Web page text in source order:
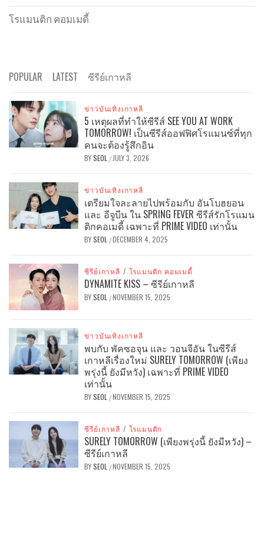
โรแมนติก คอมเมดี้
POPULAR LATEST ซีรีย์เกาหลี
ข่าวบันเทิงเกาหลี
5 เหตุผลที่ทำให้ซีรีส์ SEE YOU AT WORK
TOMORROW! เป็นซีรีส์ออฟฟิศโรแมนซ์ที่ทุก
คนจะต้องรู้สึกอิน
BYSEOL / JULY 3, 2026
ข่าวบันเทิงเกาหลี
เตรียมใจละลายไปพร้อมกับ อันโบฮยอน
และ อีจูบีน ใน SPRING FEVER ซีรีส์รักโรแมน
ติกคอเมดี้ เฉพาะที่ PRIME VIDEO เท่านั้น
BYSEOL /DECEMBER 4, 2025
ซีรีย์เกาหลี / โรแมนติก คอมเมดี้
DYNAMITE KISS – ซีรีย์เกาหลี
BYSEOL /NOVEMBER 15, 2025
ข่าวบันเทิงเกาหลี
พบกับ พัคซอจุน และ วอนจีอัน ในซีรีส์
เกาหลีเรื่องใหม่ SURELY TOMORROW (เพียง
พรุ่งนี้ ยังมีหวัง) เฉพาะที่ PRIME VIDEO
เท่านั้น
BYSEOL /NOVEMBER 15, 2025
ซีรีย์เกาหลี / โรแมนติก
SURELY TOMORROW (เพียงพรุ่งนี้ ยังมีหวัง) –
ซีรีย์เกาหลี
BYSEOL /NOVEMBER 15, 2025